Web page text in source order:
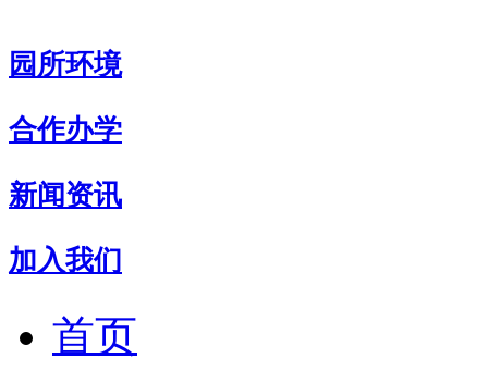
园所环境
合作办学
新闻资讯
加入我们
首页